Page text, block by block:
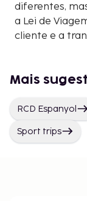
diferentes,
a Lei de
cliente e a
Mais
RCD Espanyol
Sport trips